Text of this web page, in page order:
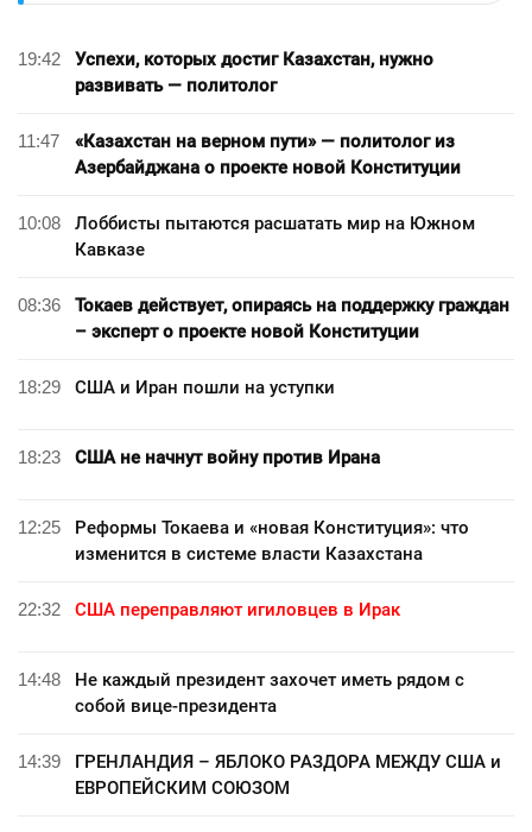
19:42
Успехи, которых достиг Казахстан, нужно
развивать — политолог
11:47
«Казахстан на верном пути» — политолог из
Азербайджана о проекте новой Конституции
10:08
Лоббисты пытаются расшатать мир на Южном
Кавказе
08:36
Токаев действует, опираясь на поддержку граждан
– эксперт о проекте новой Конституции
18:29 США и Иран пошли на уступки
18:23 США не начнут войну против Ирана
12:25
Реформы Токаева и «новая Конституция»: что
изменится в системе власти Казахстана
22:32 США переправляют игиловцев в Ирак
14:48
Не каждый президент захочет иметь рядом с
собой вице-президента
14:39
ГРЕНЛАНДИЯ – ЯБЛОКО РАЗДОРА МЕЖДУ США и
ЕВРОПЕЙСКИМ СОЮЗОМ